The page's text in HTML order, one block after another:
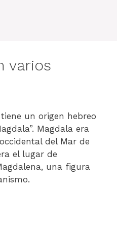
varios
un origen hebreo
Magdala era
del Mar de
el lugar de
una figura